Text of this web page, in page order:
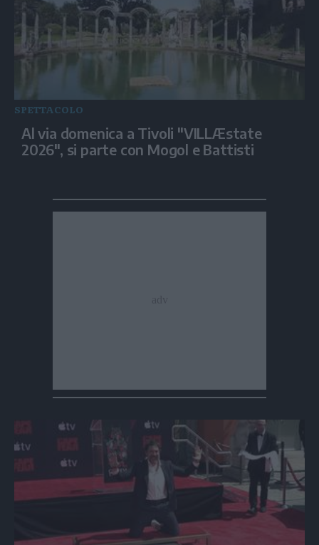
SPETTACOLO
Al via domenica a Tivoli "VILLÆstate
2026", si parte con Mogol e Battisti